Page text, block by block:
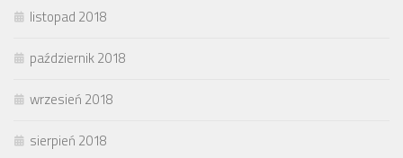
listopad 2018
październik 2018
wrzesień 2018
sierpień 2018